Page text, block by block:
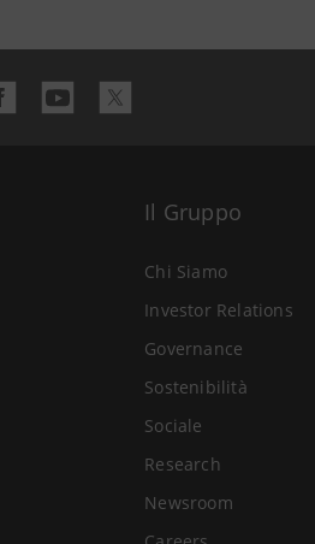
Il Gruppo
Chi Siamo
Investor Relations
Governance
Sostenibilità
Sociale
Research
Newsroom